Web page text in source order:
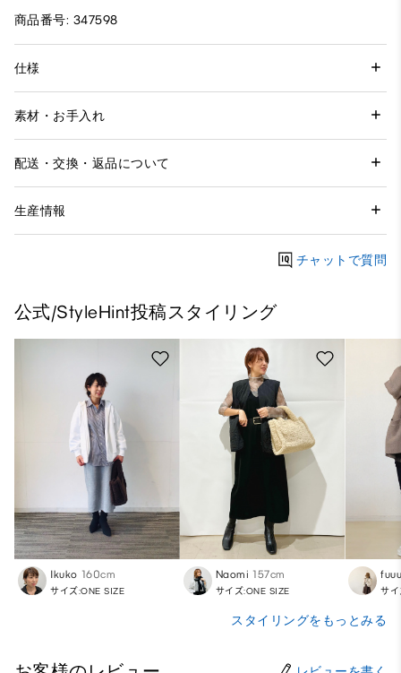
商品番号: 347598
仕様
素材・お手入れ
配送・交換・返品について
生産情報
チャットで質問
公式/StyleHint投稿スタイリング
Ikuko 160cm
サイズ:ONE SIZE
Naomi 157cm
サイズ:ONE SIZE サ
スタイリングをもっとみる